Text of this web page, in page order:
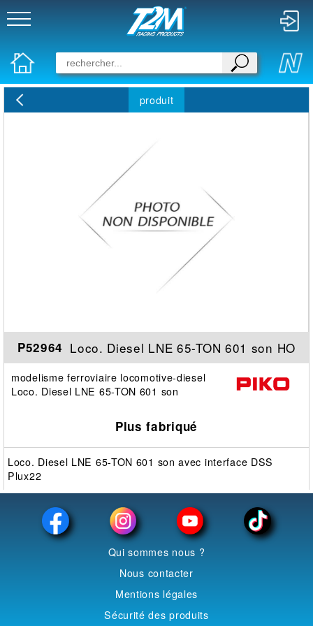
produit
P52964 Loco. Diesel LNE 65-TON 601 son HO
modelisme ferroviaire locomotive-diesel
Loco. Diesel LNE 65-TON 601 son
Plus fabriqué
Loco. Diesel LNE 65-TON 601 son avec interface DSS
Plux22
Qui sommes nous ?
Nous contacter
Mentions légales
Sécurité des produits